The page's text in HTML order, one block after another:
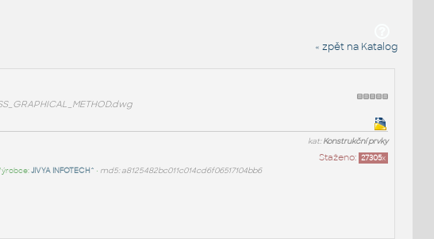
« zpět na Katalog
kat:Konstrukční prvky
Staženo: 27305x
JIVYA INFOTECH^ • md5: a8125482bc011c014cd6f06517104bb6